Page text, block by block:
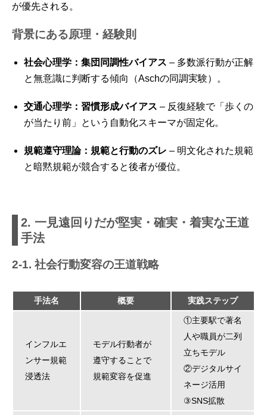
が優先される。
背景にある原理・経験則
社会心理学：集団同調性バイアス – 多数派行動が正解
と無意識に判断する傾向（Aschの同調実験）。
交通心理学：習慣形成バイアス – 反復経験で「歩くの
が当たり前」という自動化スキーマが固定化。
規範遵守理論：規範と行動のズレ – 明文化された規範
と暗黙規範が競合すると後者が優位。
2. 一見遠回りだが堅実・確実・着実な王道
手法
2-1. 社会行動変容の王道戦略
手法名 概要 実践ステップ
インフルエ
ンサー規範
浸透法
モデル行動者が
遵守することで
規範変容を促進
①主要駅で著名
人や職員が二列
立ちモデル
②デジタルサイ
ネージ活用
③SNS拡散